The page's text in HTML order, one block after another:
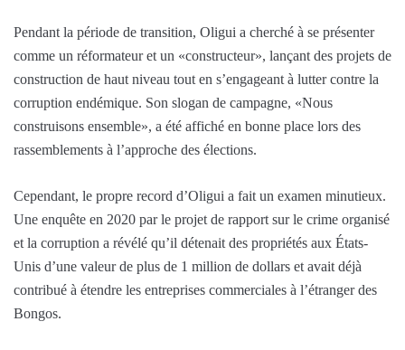
Pendant la période de transition, Oligui a cherché à se présenter
comme un réformateur et un «constructeur», lançant des projets de
construction de haut niveau tout en s’engageant à lutter contre la
corruption endémique. Son slogan de campagne, «Nous
construisons ensemble», a été affiché en bonne place lors des
rassemblements à l’approche des élections.
Cependant, le propre record d’Oligui a fait un examen minutieux.
Une enquête en 2020 par le projet de rapport sur le crime organisé
et la corruption a révélé qu’il détenait des propriétés aux États-
Unis d’une valeur de plus de 1 million de dollars et avait déjà
contribué à étendre les entreprises commerciales à l’étranger des
Bongos.